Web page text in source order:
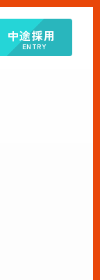
中途採用
ENTRY